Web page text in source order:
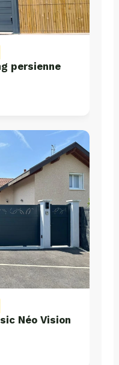
persienne
Néo Vision